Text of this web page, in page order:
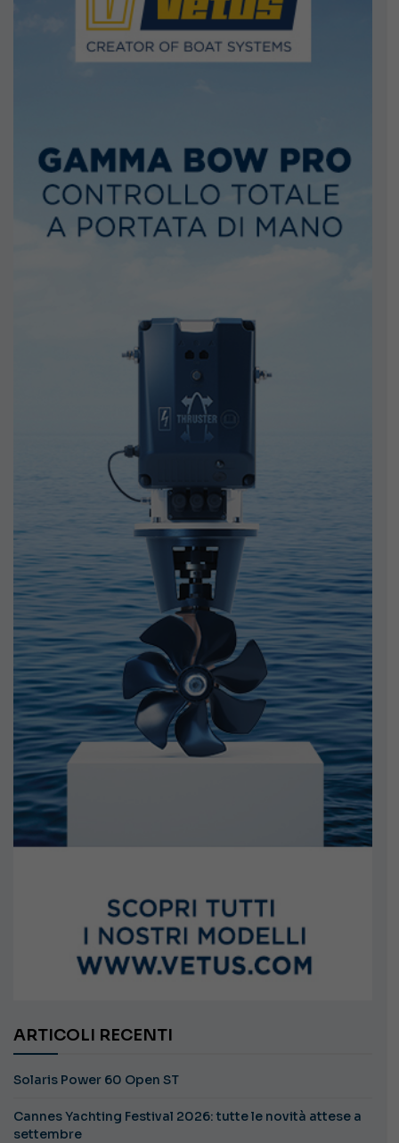
ARTICOLI RECENTI
Solaris Power 60 Open ST
Cannes Yachting Festival 2026: tutte le novità attese a
settembre